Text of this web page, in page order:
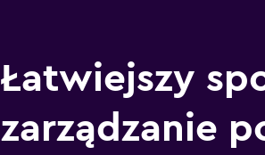
Łatwiejszy
zarządzanie